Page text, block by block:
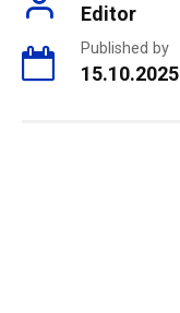
Editor
Published by
15.10.2025